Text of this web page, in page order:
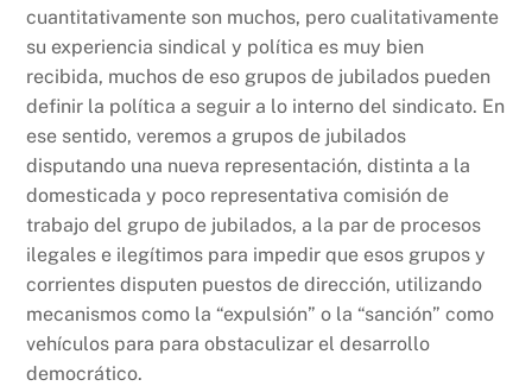
cuantitativamente son muchos, pero cualitativamente
su experiencia sindical y política es muy bien
recibida, muchos de eso grupos de jubilados pueden
definir la política a seguir a lo interno del sindicato. En
ese sentido, veremos a grupos de jubilados
disputando una nueva representación, distinta a la
domesticada y poco representativa comisión de
trabajo del grupo de jubilados, a la par de procesos
ilegales e ilegítimos para impedir que esos grupos y
corrientes disputen puestos de dirección, utilizando
mecanismos como la “expulsión” o la “sanción” como
vehículos para para obstaculizar el desarrollo
democrático.